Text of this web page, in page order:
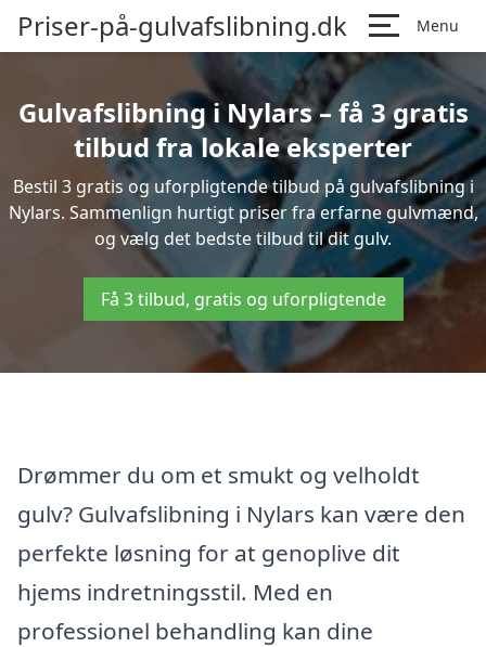
Priser-på-gulvafslibning.dk Menu
Gulvafslibning i Nylars – få 3 gratis
tilbud fra lokale eksperter
Bestil 3 gratis og uforpligtende tilbud på gulvafslibning i
Nylars. Sammenlign hurtigt priser fra erfarne gulvmænd,
og vælg det bedste tilbud til dit gulv.
Få 3 tilbud, gratis og uforpligtende
Drømmer du om et smukt og velholdt
gulv? Gulvafslibning i Nylars kan være den
perfekte løsning for at genoplive dit
hjems indretningsstil. Med en
professionel behandling kan dine